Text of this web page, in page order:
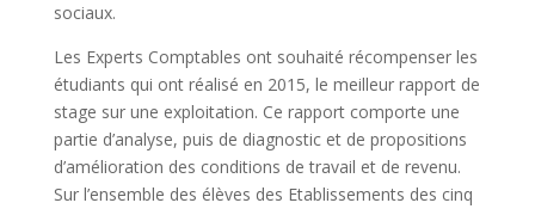
sociaux.
Les Experts Comptables ont souhaité récompenser les
étudiants qui ont réalisé en 2015, le meilleur rapport de
stage sur une exploitation. Ce rapport comporte une
partie d’analyse, puis de diagnostic et de propositions
d’amélioration des conditions de travail et de revenu.
Sur l’ensemble des élèves des Etablissements des cinq